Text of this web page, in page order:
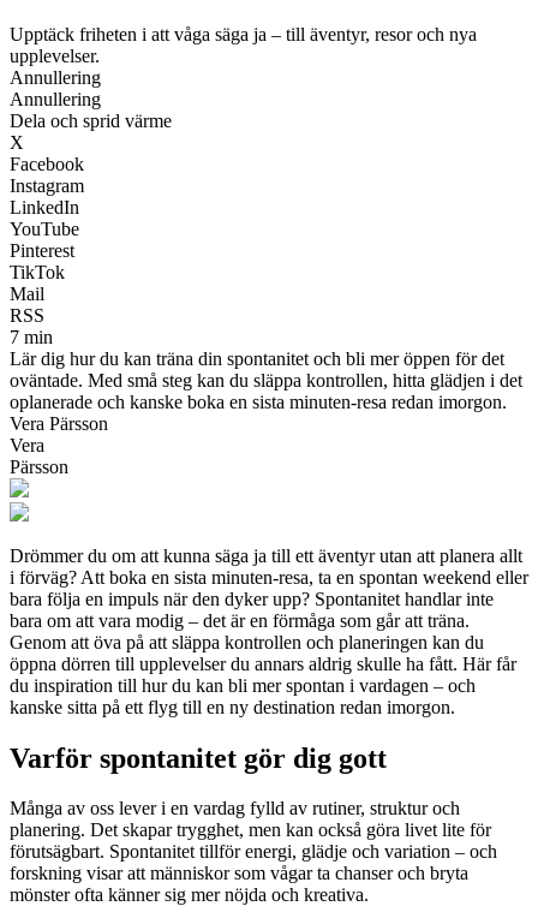
Upptäck friheten i att våga säga ja – till äventyr, resor och nya
upplevelser.
Annullering
Annullering
Dela och sprid värme
X
Facebook
Instagram
LinkedIn
YouTube
Pinterest
TikTok
Mail
RSS
7 min
Lär dig hur du kan träna din spontanitet och bli mer öppen för det
oväntade. Med små steg kan du släppa kontrollen, hitta glädjen i det
oplanerade och kanske boka en sista minuten-resa redan imorgon.
Vera Pärsson
Vera
Pärsson
Drömmer du om att kunna säga ja till ett äventyr utan att planera allt
i förväg? Att boka en sista minuten-resa, ta en spontan weekend eller
bara följa en impuls när den dyker upp? Spontanitet handlar inte
bara om att vara modig – det är en förmåga som går att träna.
Genom att öva på att släppa kontrollen och planeringen kan du
öppna dörren till upplevelser du annars aldrig skulle ha fått. Här får
du inspiration till hur du kan bli mer spontan i vardagen – och
kanske sitta på ett flyg till en ny destination redan imorgon.
Varför spontanitet gör dig gott
Många av oss lever i en vardag fylld av rutiner, struktur och
planering. Det skapar trygghet, men kan också göra livet lite för
förutsägbart. Spontanitet tillför energi, glädje och variation – och
forskning visar att människor som vågar ta chanser och bryta
mönster ofta känner sig mer nöjda och kreativa.